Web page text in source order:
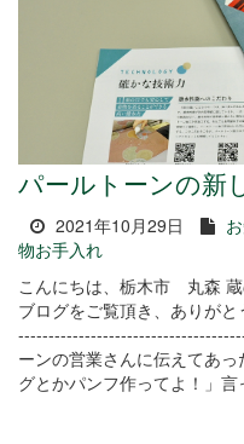
パールトーンの新
2021年10月29日
物お手入れ
こんにちは、栃木市 丸森 蔵
ブログをご覧頂き、ありが
ーンの営業さんに伝えてあ
グとかパンフ作ってよ！」言